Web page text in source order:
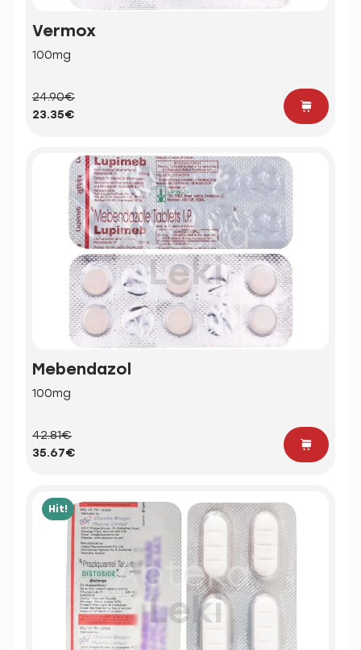
Vermox
100mg
24.90€
23.35€
Mebendazol
100mg
42.81€
35.67€
Hit!